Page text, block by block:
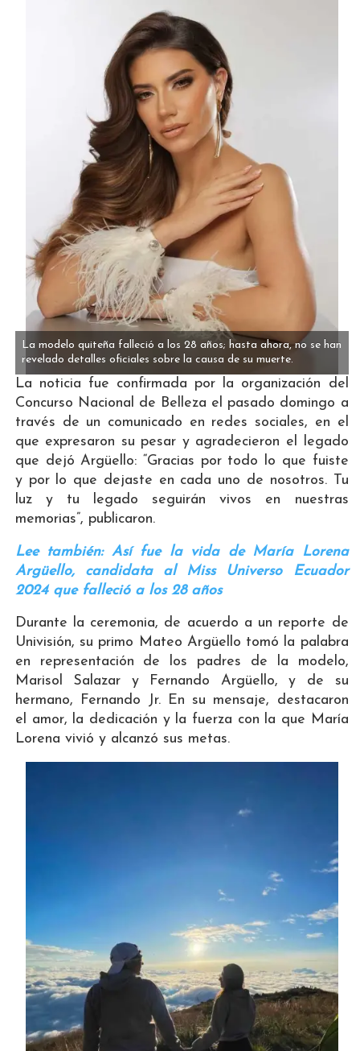
La modelo quiteña falleció a los 28 años; hasta ahora, no se han
revelado detalles oficiales sobre la causa de su muerte.
La noticia fue confirmada por la organización del
Concurso Nacional de Belleza el pasado domingo a
través de un comunicado en redes sociales, en el
que expresaron su pesar y agradecieron el legado
que dejó Argüello: “Gracias por todo lo que fuiste
y por lo que dejaste en cada uno de nosotros. Tu
luz y tu legado seguirán vivos en nuestras
memorias”, publicaron.
Lee también: Así fue la vida de María Lorena
Argüello, candidata al Miss Universo Ecuador
2024 que falleció a los 28 años
Durante la ceremonia, de acuerdo a un reporte de
Univisión, su primo Mateo Argüello tomó la palabra
en representación de los padres de la modelo,
Marisol Salazar y Fernando Argüello, y de su
hermano, Fernando Jr. En su mensaje, destacaron
el amor, la dedicación y la fuerza con la que María
Lorena vivió y alcanzó sus metas.